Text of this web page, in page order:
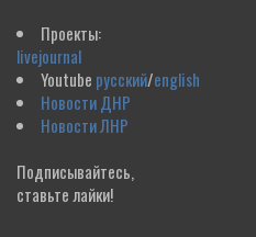
Проекты:
livejournal
Youtube русский/english
Новости ДНР
Новости ЛНР
Подписывайтесь,
ставьте лайки!